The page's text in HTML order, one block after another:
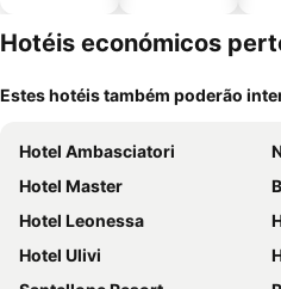
Hotéis económicos
Estes hotéis também poderão
Hotel Ambasciatori
Hotel Master
Hotel Leonessa
Hotel Ulivi